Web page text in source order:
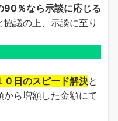
90％なら示談に応じる
議の上、示談に至り
０日のスピード解決と
ら増額した金額にて